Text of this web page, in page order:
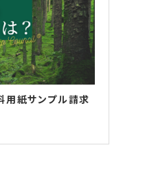
用紙サンプル請求